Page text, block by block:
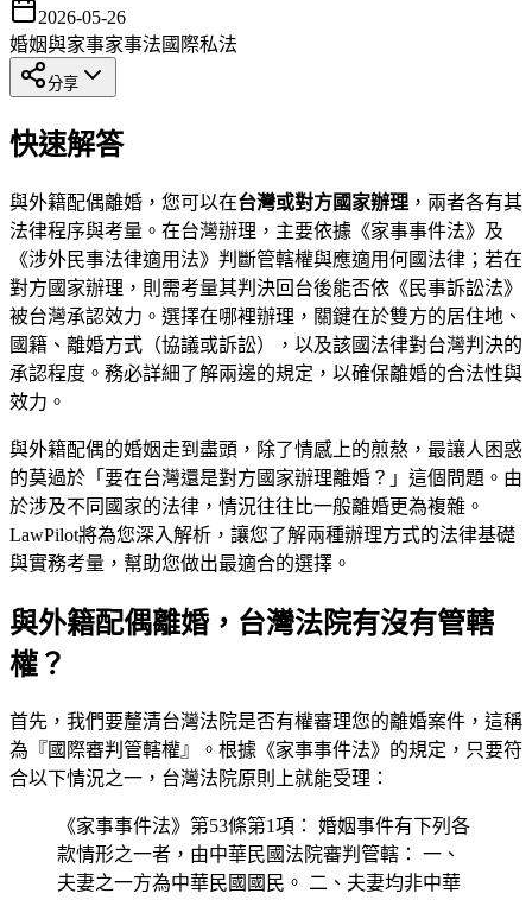
2026-05-26
婚姻與家事家事法 國際私法
分享
快速解答
與外籍配偶離婚，您可以在台灣或對方國家辦理 ，兩者各有其
法律程序與考量。在台灣辦理，主要依據《家事事件法》及
《涉外民事法律適用法》判斷管轄權與應適用何國法律；若在
對方國家辦理，則需考量其判決回台後能否依《民事訴訟法》
被台灣承認效力。選擇在哪裡辦理，關鍵在於雙方的居住地、
國籍、離婚方式（協議或訴訟），以及該國法律對台灣判決的
承認程度。務必詳細了解兩邊的規定，以確保離婚的合法性與
效力。
與外籍配偶的婚姻走到盡頭，除了情感上的煎熬，最讓人困惑
的莫過於「要在台灣還是對方國家辦理離婚？」這個問題。由
於涉及不同國家的法律，情況往往比一般離婚更為複雜。
LawPilot將為您深入解析，讓您了解兩種辦理方式的法律基礎
與實務考量，幫助您做出最適合的選擇。
與外籍配偶離婚，台灣法院有沒有管轄
權？
首先，我們要釐清台灣法院是否有權審理您的離婚案件，這稱
為『國際審判管轄權』。根據《家事事件法》的規定，只要符
合以下情況之一，台灣法院原則上就能受理：
《家事事件法》第53條第1項： 婚姻事件有下列各
款情形之一者，由中華民國法院審判管轄： 一、
夫妻之一方為中華民國國民。 二、夫妻均非中華